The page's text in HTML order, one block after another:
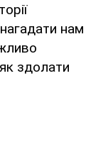
нам
здолати